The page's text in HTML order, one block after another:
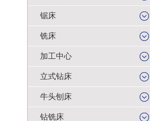
锯床
铣床
加工中心
立式钻床
牛头刨床
钻铣床